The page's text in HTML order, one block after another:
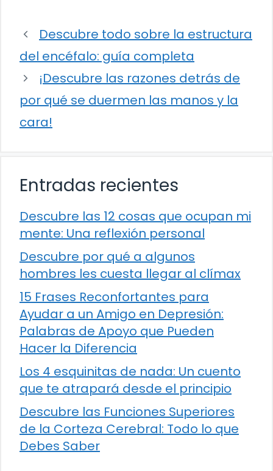
Descubre todo sobre la estructura
del encéfalo: guía completa
¡Descubre las razones detrás de
por qué se duermen las manos y la
cara!
Entradas recientes
Descubre las 12 cosas que ocupan mi
mente: Una reflexión personal
Descubre por qué a algunos
hombres les cuesta llegar al clímax
15 Frases Reconfortantes para
Ayudar a un Amigo en Depresión:
Palabras de Apoyo que Pueden
Hacer la Diferencia
Los 4 esquinitas de nada: Un cuento
que te atrapará desde el principio
Descubre las Funciones Superiores
de la Corteza Cerebral: Todo lo que
Debes Saber